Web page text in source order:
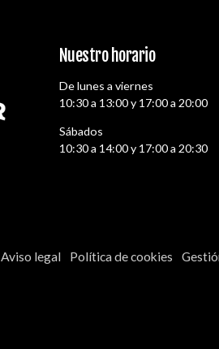
Nuestro horario
De lunes a viernes
10:30 a 13:00 y 17:00 a 20:00
Sábados
10:30 a 14:00 y 17:00 a 20:30
Aviso legal Política de cookies